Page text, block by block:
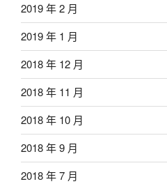
2019 年 2 月
2019 年 1 月
2018 年 12 月
2018 年 11 月
2018 年 10 月
2018 年 9 月
2018 年 7 月